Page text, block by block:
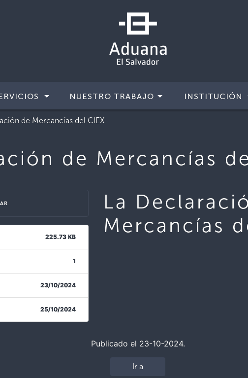
NUESTRO TRABAJO INSTITUCIÓN
de Mercancías del CIEX
de Mercancías
225.73 KB
1
23/10/2024
25/10/2024
La
Mercancías
Publicado el 23-10-2024.
Ir a